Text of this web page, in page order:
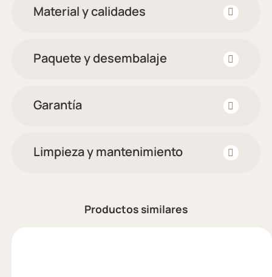
Material y calidades
Paquete y desembalaje
Garantía
Limpieza y mantenimiento
Productos similares